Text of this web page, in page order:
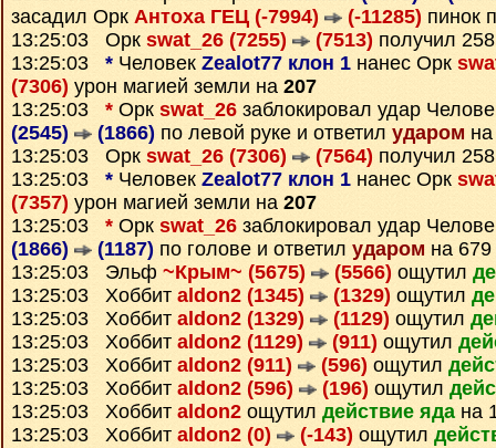
засадил Орк Антоха ГЕЦ (-7994) (-11285) пинок
13:25:03 Орк swat_26 (7255) (7513) получил
13:25:03 * Человек Zealot77 клон 1 нанес Орк
(7306) урон магией земли на 207
13:25:03 * Орк swat_26 заблокировал удар
(2545)
(1866) по левой руке и ответил ударом
13:25:03 Орк swat_26 (7306) (7564) получил
13:25:03 * Человек Zealot77 клон 1 нанес Орк
(7357) урон магией земли на 207
13:25:03 * Орк swat_26 заблокировал удар
(1866)
(1187) по голове и ответил ударом на 679
13:25:03 Эльф ~Крым~ (5675) (5566) ощутил
13:25:03 Хоббит aldon2 (1345) (1329) ощутил
13:25:03 Хоббит aldon2 (1329) (1129) ощутил
13:25:03 Хоббит aldon2 (1129) (911) ощутил
13:25:03 Хоббит aldon2 (911) (596) ощутил
13:25:03 Хоббит aldon2 (596) (196) ощутил
13:25:03 Хоббит aldon2 ощутил действие ядана
13:25:03 Хоббит aldon2 (0) (-143) ощутил